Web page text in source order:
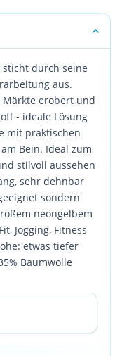
sticht durch seine
aus.
erobert und
- ideale Lösung
mit praktischen
am Bein. Ideal zum
stilvoll aussehen
sehr dehnbar
sondern
neongelbem
Jogging, Fitness
etwas tiefer
Baumwolle